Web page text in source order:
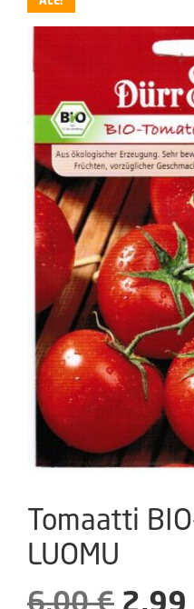
Tomaatti
LUOMU
6,00€ 2,99